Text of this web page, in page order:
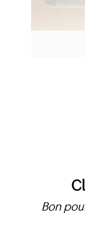
Bon